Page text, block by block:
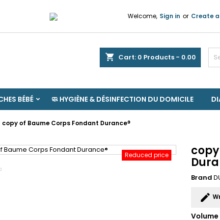
Welcome, Sign in or Create
shopping_cart Cart: 0 Products - 0.00
BÉBÉ 🧼 HYGIÈNE & DÉSINFECTION DU DOMICILE
copy of Baume Corps Fondant Durance®
Reduced price
Brand
edit